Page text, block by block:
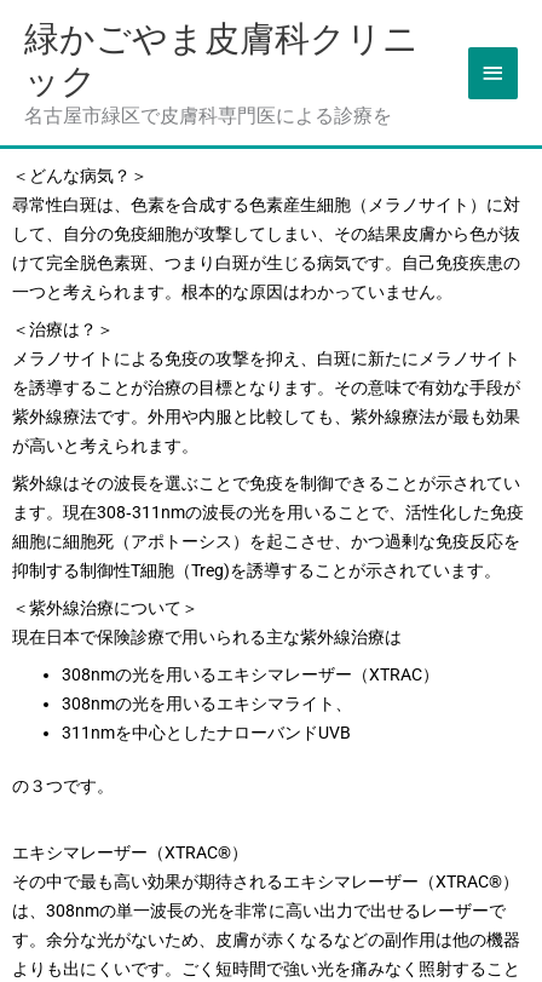
緑かごやま皮膚科クリニ
ック
名古屋市緑区で皮膚科専門医による診療を
イ
ニ
ュ
＜どんな病気？＞
尋常性白斑は、色素を合成する色素産生細胞（メラノサイト）に対
して、自分の免疫細胞が攻撃してしまい、その結果皮膚から色が抜
けて完全脱色素斑、つまり白斑が生じる病気です。自己免疫疾患の
一つと考えられます。根本的な原因はわかっていません。
＜治療は？＞
メラノサイトによる免疫の攻撃を抑え、白斑に新たにメラノサイト
を誘導することが治療の目標となります。その意味で有効な手段が
紫外線療法です。外用や内服と比較しても、紫外線療法が最も効果
が高いと考えられます。
紫外線はその波長を選ぶことで免疫を制御できることが示されてい
ます。現在308‐311nmの波長の光を用いることで、活性化した免疫
細胞に細胞死（アポトーシス）を起こさせ、かつ過剰な免疫反応を
抑制する制御性T細胞（Treg)を誘導することが示されています。
＜紫外線治療について＞
現在日本で保険診療で用いられる主な紫外線治療は
308nmの光を用いるエキシマレーザー（XTRAC）
308nmの光を用いるエキシマライト、
311nmを中心としたナローバンドUVB
の３つです。
エキシマレーザー（XTRAC®）
その中で最も高い効果が期待されるエキシマレーザー（XTRAC®）
は、308nmの単一波長の光を非常に高い出力で出せるレーザーで
す。余分な光がないため、皮膚が赤くなるなどの副作用は他の機器
よりも出にくいです。ごく短時間で強い光を痛みなく照射すること